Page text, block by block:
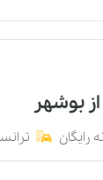
از بوشهر
رایگان